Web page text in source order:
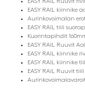
EASY RAIL kiinnike
Aurinkovoimalan
EASY RAIL tiili
Kuorintapihdit
EASY RAIL Ruuvit
EASY RAIL kiinnike
EASY RAIL kiinnike
EASY RAIL Ruuvit tiili